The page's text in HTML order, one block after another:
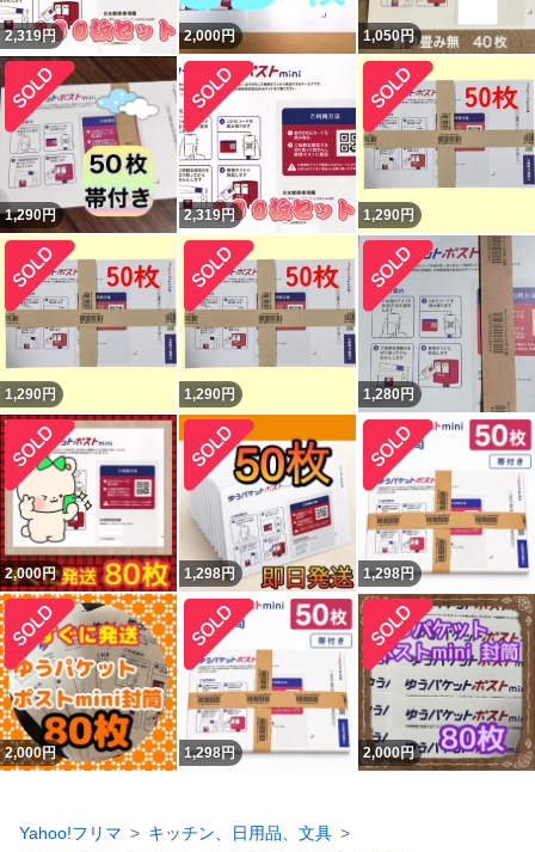
2,319円 2,000円 1,050円
1,290円 2,319円 1,290円
1,290円 1,290円 1,280円
2,000円 1,298円 1,298円
2,000円 1,298円 2,000円
Yahoo!フリマ
キッチン、日用品、文具